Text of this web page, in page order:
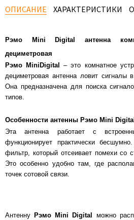
ОПИСАНИЕ ХАРАКТЕРИСТИКИ
Рэмо Mini Digital антенна
дециметровая
Рэмо Mini Digital
– это комнатное
дециметровая антенна ловит
Она предназначена для поиска
типов.
Особенности антенны Рэмо Mini Digital
Эта антенна работает с
функционирует практически
фильтр, который отсеивает помехи со
Это особенно удобно там, где
точек сотовой связи.
Антенну Рэмо Mini Digital
можно